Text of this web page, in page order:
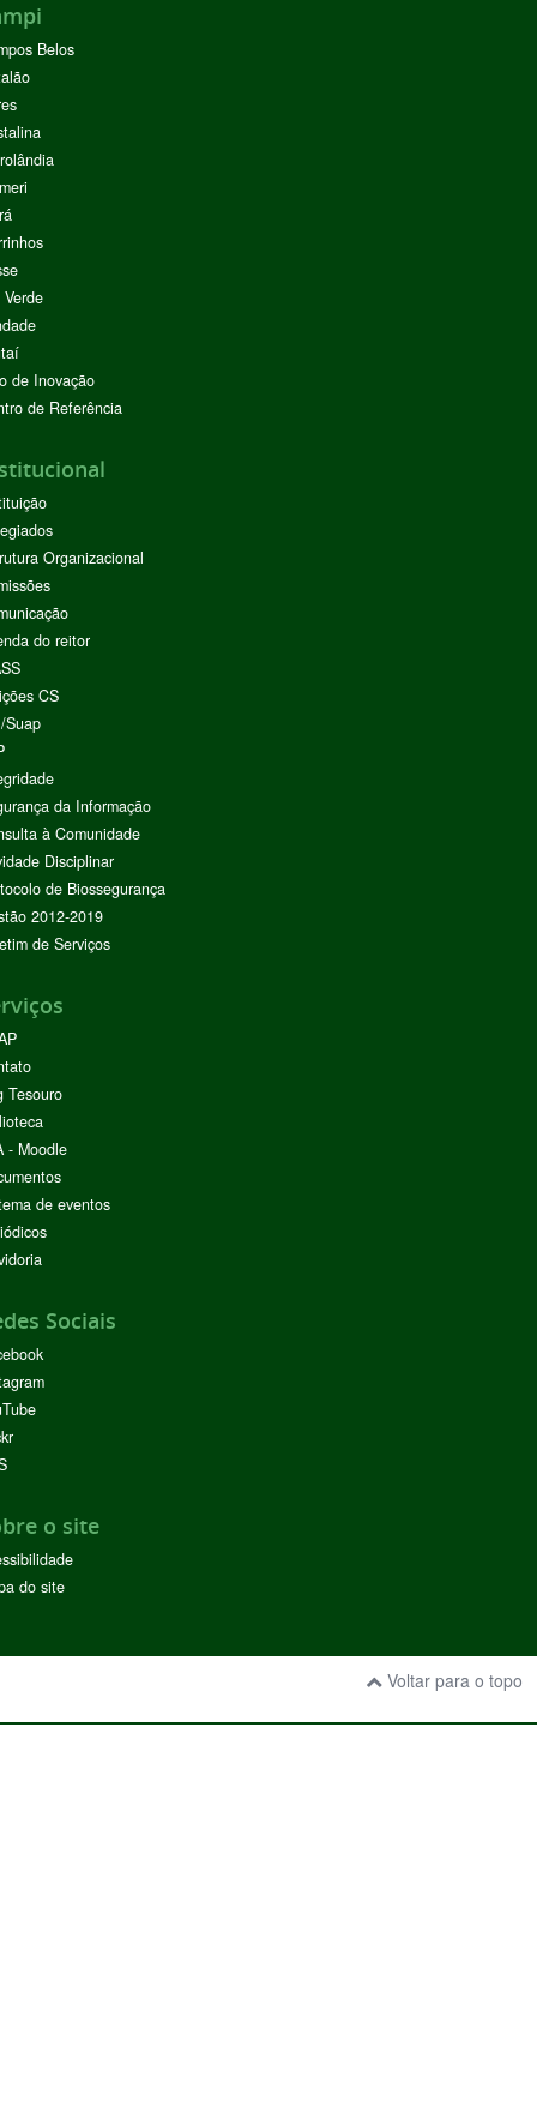
Belos
de Inovação
de Referência
Organizacional
do reitor
CS
Suap
da Informação
à Comunidade
Disciplinar
de Biossegurança
2012-2019
de Serviços
Tesouro
- Moodle
de eventos
Sociais
o site
do site
Voltar para o topo